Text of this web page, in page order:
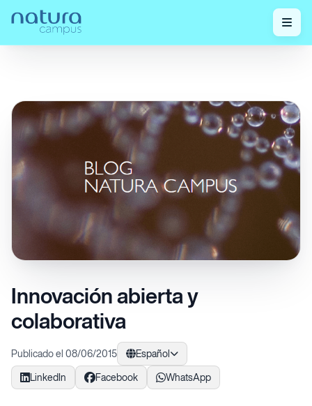
Innovación abierta y
colaborativa
Publicado el 08/06/2015
Español
LinkedIn
Facebook WhatsApp